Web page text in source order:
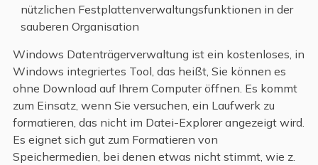
nützlichen Festplattenverwaltungsfunktionen in der
sauberen Organisation
Windows Datenträgerverwaltung ist ein kostenloses, in
Windows integriertes Tool, das heißt, Sie können es
ohne Download auf Ihrem Computer öffnen. Es kommt
zum Einsatz, wenn Sie versuchen, ein Laufwerk zu
formatieren, das nicht im Datei-Explorer angezeigt wird.
Es eignet sich gut zum Formatieren von
Speichermedien, bei denen etwas nicht stimmt, wie z.